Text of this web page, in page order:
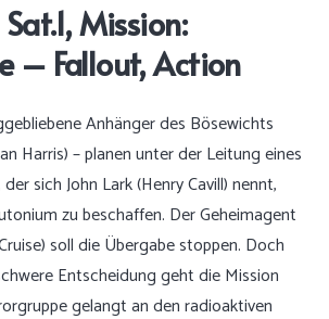
Mission:
– Fallout, Action
Anhänger des Bösewichts
Harris) – planen unter der Leitung eines
sich John Lark (Henry Cavill) nennt,
zu beschaffen. Der Geheimagent
soll die Übergabe stoppen. Doch
Entscheidung geht die Mission
gelangt an den radioaktiven